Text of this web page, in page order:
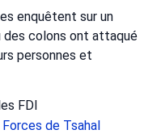
enquêtent sur un
des colons ont attaqué
personnes et
FDI
Forces de Tsahal